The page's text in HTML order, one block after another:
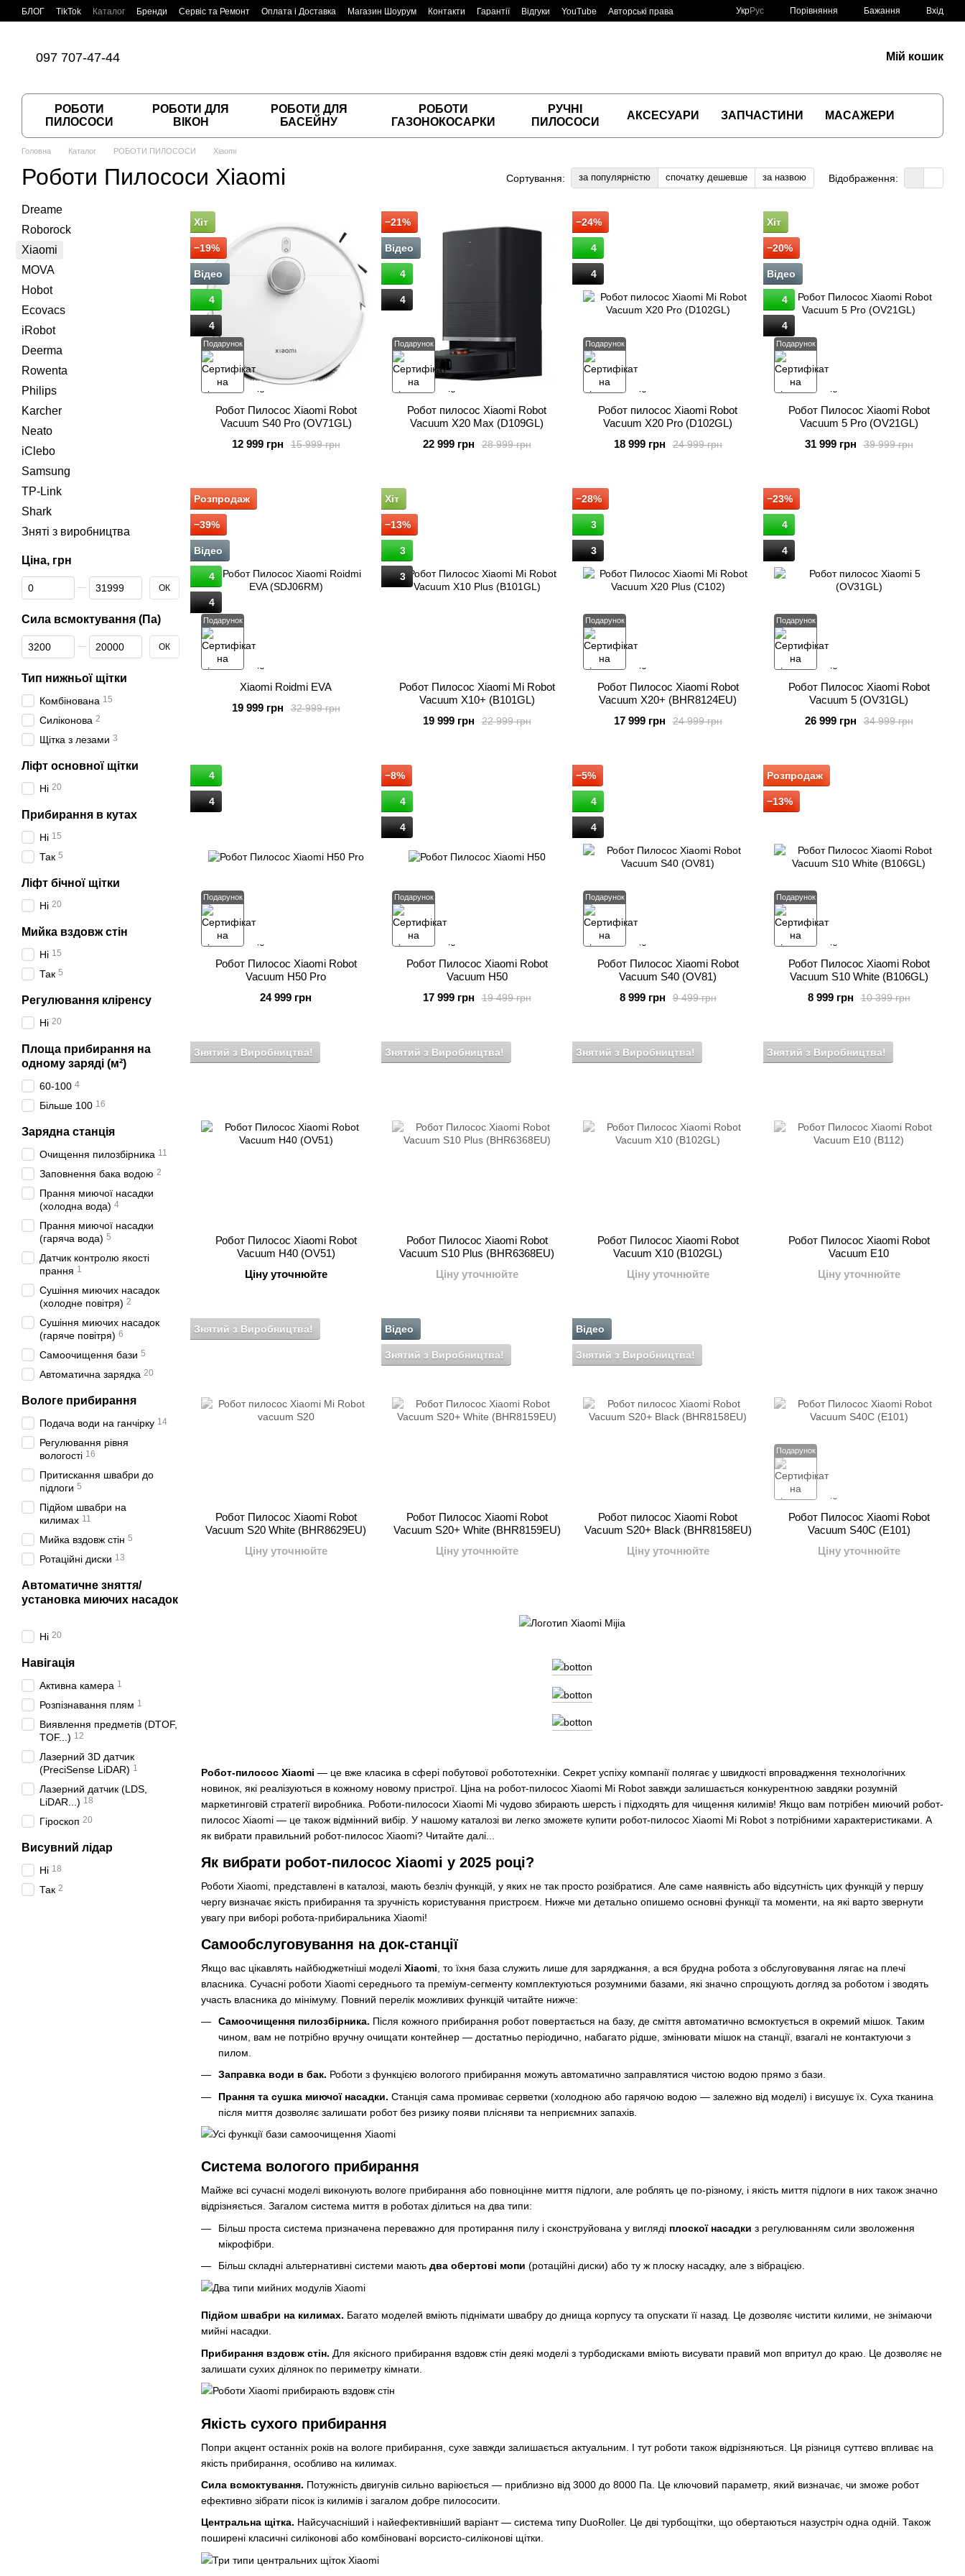
Перейти до основного контенту
БЛОГ TikTok Каталог Бренди Сервіс та Ремонт Оплата і Доставка Магазин Шоурум Контакти Гарантії Відгуки YouTube
Авторські права
УкрРус Порівняння Бажання Вхід
097 707-47-44 Мій кошик
РОБОТИ
ПИЛОСОСИ
РОБОТИ ДЛЯ
ВІКОН
РОБОТИ ДЛЯ
БАСЕЙНУ
РОБОТИ
ГАЗОНОКОСАРКИ
РУЧНІ
ПИЛОСОСИ
АКСЕСУАРИ ЗАПЧАСТИНИ МАСАЖЕРИ
Головна Каталог РОБОТИ ПИЛОСОСИ Xiaomi
Роботи Пилососи Xiaomi Сортування: за популярністю спочатку дешевше за назвою Відображення:
Робот-пилосос Xiaomi — це вже класика в сфері побутової робототехніки. Секрет успіху компанії полягає у швидкості впровадження технологічних
новинок, які реалізуються в кожному новому пристрої. Ціна на робот-пилосос Xiaomi Mi Robot завжди залишається конкурентною завдяки розумній
маркетинговій стратегії виробника. Роботи-пилососи Xiaomi Mi чудово збирають шерсть і підходять для чищення килимів! Якщо вам потрібен миючий робот-
пилосос Xiaomi — це також відмінний вибір. У нашому каталозі ви легко зможете купити робот-пилосос Xiaomi Mi Robot з потрібними характеристиками. А
як вибрати правильний робот-пилосос Xiaomi? Читайте далі...
Як вибрати робот-пилосос Xiaomi у 2025 році?
Роботи Xiaomi, представлені в каталозі, мають безліч функцій, у яких не так просто розібратися. Але саме наявність або відсутність цих функцій у першу
чергу визначає якість прибирання та зручність користування пристроєм. Нижче ми детально опишемо основні функції та моменти, на які варто звернути
увагу при виборі робота-прибиральника Xiaomi!
Самообслуговування на док-станції
Якщо вас цікавлять найбюджетніші моделі Xiaomi , то їхня база служить лише для заряджання, а вся брудна робота з обслуговування лягає на плечі
власника. Сучасні роботи Xiaomi середнього та преміум-сегменту комплектуються розумними базами, які значно спрощують догляд за роботом і зводять
участь власника до мінімуму. Повний перелік можливих функцій читайте нижче:
Самоочищення пилозбірника. Після кожного прибирання робот повертається на базу, де сміття автоматично всмоктується в окремий мішок. Таким
чином, вам не потрібно вручну очищати контейнер — достатньо періодично, набагато рідше, змінювати мішок на станції, взагалі не контактуючи з
пилом.
Заправка води в бак. Роботи з функцією вологого прибирання можуть автоматично заправлятися чистою водою прямо з бази.
Прання та сушка миючої насадки. Станція сама промиває серветки (холодною або гарячою водою — залежно від моделі) і висушує їх. Суха тканина
після миття дозволяє залишати робот без ризику появи плісняви та неприємних запахів.
Система вологого прибирання
Майже всі сучасні моделі виконують вологе прибирання або повноцінне миття підлоги, але роблять це по-різному, і якість миття підлоги в них також значно
відрізняється. Загалом система миття в роботах ділиться на два типи:
Більш проста система призначена переважно для протирання пилу і сконструйована у вигляді плоскої насадки з регулюванням сили зволоження
мікрофібри.
Більш складні альтернативні системи мають два обертові мопи (ротаційні диски) або ту ж плоску насадку, але з вібрацією.
Підйом швабри на килимах. Багато моделей вміють піднімати швабру до днища корпусу та опускати її назад. Це дозволяє чистити килими, не знімаючи
мийні насадки.
Прибирання вздовж стін. Для якісного прибирання вздовж стін деякі моделі з турбодисками вміють висувати правий моп впритул до краю. Це дозволяє не
залишати сухих ділянок по периметру кімнати.
Якість сухого прибирання
Попри акцент останніх років на вологе прибирання, сухе завжди залишається актуальним. І тут роботи також відрізняються. Ця різниця суттєво впливає на
якість прибирання, особливо на килимах.
Сила всмоктування. Потужність двигунів сильно варіюється — приблизно від 3000 до 8000 Па. Це ключовий параметр, який визначає, чи зможе робот
ефективно зібрати пісок із килимів і загалом добре пилососити.
Центральна щітка. Найсучасніший і найефективніший варіант — система типу DuoRoller. Це дві турбощітки, що обертаються назустріч одна одній. Також
поширені класичні силіконові або комбіновані ворсисто-силіконові щітки.
Подарунок
Хіт
−19%
Відео
4
4
Робот Пилосос Xiaomi Robot
Vacuum S40 Pro (OV71GL)
15 999 грн
12 999 грн
Подарунок
−21%
Відео
4
4
Робот пилосос Xiaomi Robot
Vacuum X20 Max (D109GL)
28 999 грн
22 999 грн
Подарунок
−24%
4
4
Робот пилосос Xiaomi Robot
Vacuum X20 Pro (D102GL)
24 999 грн
18 999 грн
Подарунок
Хіт
−20%
Відео
4
4
Робот Пилосос Xiaomi Robot
Vacuum 5 Pro (OV21GL)
39 999 грн
31 999 грн
Подарунок
Розпродаж
−39%
Відео
4
4
Xiaomi Roidmi EVA
32 999 грн
19 999 грн
Хіт
−13%
3
3
Робот Пилосос Xiaomi Mi Robot
Vacuum X10+ (B101GL)
22 999 грн
19 999 грн
Подарунок
−28%
3
3
Робот Пилосос Xiaomi Robot
Vacuum X20+ (BHR8124EU)
24 999 грн
17 999 грн
Подарунок
−23%
4
4
Робот Пилосос Xiaomi Robot
Vacuum 5 (OV31GL)
34 999 грн
26 999 грн
Подарунок
4
4
Робот Пилосос Xiaomi Robot
Vacuum H50 Pro
24 999 грн
Подарунок
−8%
4
4
Робот Пилосос Xiaomi Robot
Vacuum H50
19 499 грн
17 999 грн
Подарунок
−5%
4
4
Робот Пилосос Xiaomi Robot
Vacuum S40 (OV81)
9 499 грн
8 999 грн
Подарунок
Розпродаж
−13%
Робот Пилосос Xiaomi Robot
Vacuum S10 White (B106GL)
10 399 грн
8 999 грн
Знятий з Виробництва!
Робот Пилосос Xiaomi Robot
Vacuum H40 (OV51)
Ціну уточнюйте
Знятий з Виробництва!
Робот Пилосос Xiaomi Robot
Vacuum S10 Plus (BHR6368EU)
Ціну уточнюйте
Знятий з Виробництва!
Робот Пилосос Xiaomi Robot
Vacuum X10 (B102GL)
Ціну уточнюйте
Знятий з Виробництва!
Робот Пилосос Xiaomi Robot
Vacuum E10
Ціну уточнюйте
Знятий з Виробництва!
Робот Пилосос Xiaomi Robot
Vacuum S20 White (BHR8629EU)
Ціну уточнюйте
Відео
Знятий з Виробництва!
Робот Пилосос Xiaomi Robot
Vacuum S20+ White (BHR8159EU)
Ціну уточнюйте
Відео
Знятий з Виробництва!
Робот пилосос Xiaomi Robot
Vacuum S20+ Black (BHR8158EU)
Ціну уточнюйте
Подарунок
Робот Пилосос Xiaomi Robot
Vacuum S40C (Е101)
Ціну уточнюйте
Dreame
Roborock
Xiaomi
MOVA
Hobot
Ecovacs
iRobot
Deerma
Rowenta
Philips
Karcher
Neato
iClebo
Samsung
TP-Link
Shark
Зняті з виробництва
Ціна, грн
Від Ціна, грн
До Ціна, грн ОК
Сила всмоктування (Па)
Від Сила всмоктування (Па)
До Сила всмоктування (Па) ОК
Тип нижньої щітки
Комбінована 15
Силіконова 2
Щітка з лезами 3
Ліфт основної щітки
Ні 20
Прибирання в кутах
Ні 15
Так 5
Ліфт бічної щітки
Ні 20
Мийка вздовж стін
Ні 15
Так 5
Регулювання кліренсу
Ні 20
Площа прибирання на
одному заряді (м²)
60-100 4
Більше 100 16
Зарядна станція
Очищення пилозбірника 11
Заповнення бака водою 2
Прання миючої насадки
(холодна вода) 4
Прання миючої насадки
(гаряча вода) 5
Датчик контролю якості
прання 1
Сушіння миючих насадок
(холодне повітря) 2
Сушіння миючих насадок
(гаряче повітря) 6
Самоочищення бази 5
Автоматична зарядка 20
Вологе прибирання
Подача води на ганчірку 14
Регулювання рівня
вологості 16
Притискання швабри до
підлоги 5
Підйом швабри на
килимах 11
Мийка вздовж стін 5
Ротаційні диски 13
Автоматичне зняття/
установка миючих насадок
Ні 20
Навігація
Активна камера 1
Розпізнавання плям 1
Виявлення предметів (DTOF,
TOF...) 12
Лазерний 3D датчик
(PreciSense LiDAR) 1
Лазерний датчик (LDS,
LiDAR...) 18
Гіроскоп 20
Висувний лідар
Ні 18
Так 2